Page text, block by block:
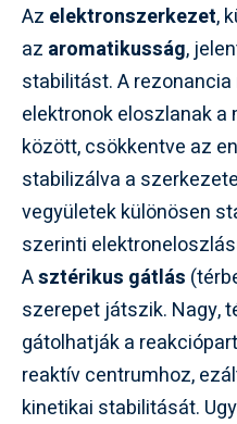
Az elektronszerkezet,
az aromatikusság,
stabilitást. A
elektronok eloszlanak
között, csökkentve az
stabilizálva a
vegyületek különösen
szerinti
Asztérikus gátlás
szerepet játszik. Nagy,
gátolhatják a
reaktív centrumhoz,
kinetikai stabilitását.